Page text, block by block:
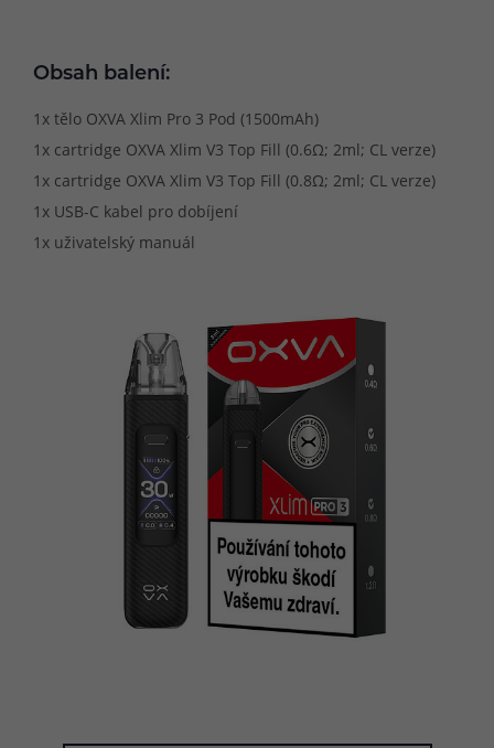
Obsah balení:
1x tělo OXVA Xlim Pro 3 Pod (1500mAh)
1x cartridge OXVA Xlim V3 Top Fill (0.6Ω; 2ml; CL verze)
1x cartridge OXVA Xlim V3 Top Fill (0.8Ω; 2ml; CL verze)
1x USB-C kabel pro dobíjení
1x uživatelský manuál